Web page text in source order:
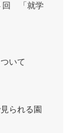
回 「就学
いて
られる園